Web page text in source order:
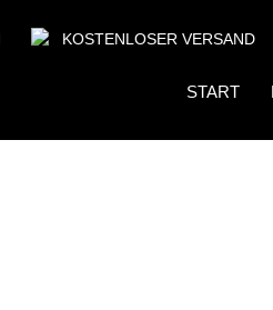
KOSTENLOSER VERSAND
START